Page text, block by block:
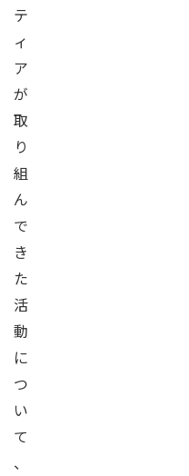
テ
ィ
ア
が
取
り
組
ん
で
き
た
活
動
に
つ
い
て
、